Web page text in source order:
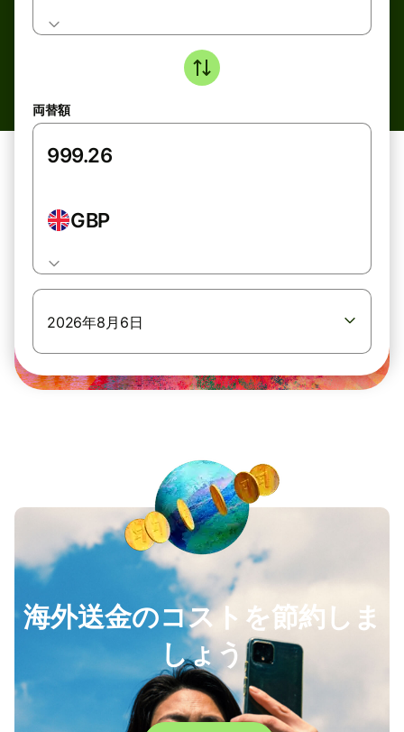
両替額
GBP
2026年8月6日
海外送金のコストを節約しま
しょう